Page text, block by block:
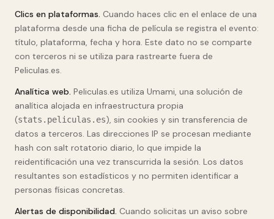
Clics en plataformas. Cuando haces clic en el enlace de una
plataforma desde una ficha de película se registra el evento:
título, plataforma, fecha y hora. Este dato no se comparte
con terceros ni se utiliza para rastrearte fuera de
Peliculas.es.
Analítica web. Peliculas.es utiliza Umami, una solución de
analítica alojada en infraestructura propia
(stats.peliculas.es), sin cookies y sin transferencia de
datos a terceros. Las direcciones IP se procesan mediante
hash con salt rotatorio diario, lo que impide la
reidentificación una vez transcurrida la sesión. Los datos
resultantes son estadísticos y no permiten identificar a
personas físicas concretas.
Alertas de disponibilidad. Cuando solicitas un aviso sobre